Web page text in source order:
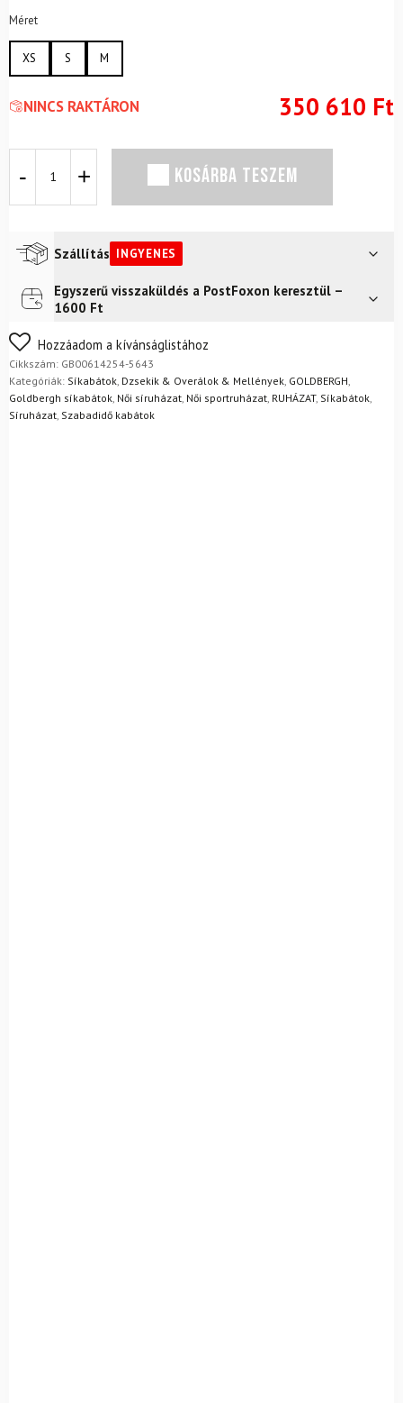
Méret
XS S M
NINCS RAKTÁRON 350 610 Ft
Indira
KOSÁRBA TESZEM
Szállítás INGYENES
Futár a címreIngyenes
FoxPost
Egyszerű visszaküldés a PostFoxon keresztül –
1600 Ft
Nem biztos a választásában? Semmi gond – a terméket
egyszerűen visszaküldheti 14 napon belül, indoklás nélkül.
Mik a visszaküldés feltételei?
Hozzáadom a kívánságlistához
Cikkszám: GB00614254-5643
Kategóriák: Síkabátok Dzsekik & Overálok & Mellények GOLDBERGH
Goldbergh síkabátok Női síruházat Női sportruházat RUHÁZAT, Síkabátok
Síruházat Szabadidő kabátok